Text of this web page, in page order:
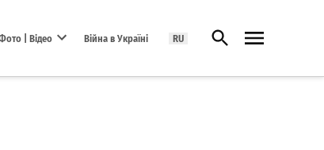
| Відео Війна в Україні RU Відкрити пошук